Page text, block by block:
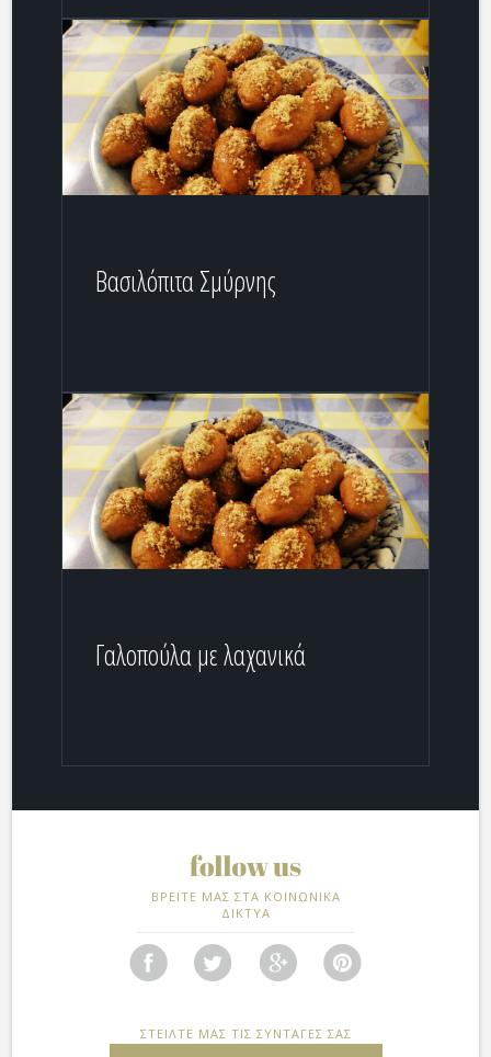
Βασιλόπιτα Σμύρνης
Γαλοπούλα με λαχανικά
ΒΡΕΙΤΕ ΜΑΣ ΣΤΑ ΚΟΙΝΩΝΙΚΑ
ΔΙΚΤΥΑ
ΣΤΕΙΛΤΕ ΜΑΣ ΤΙΣ ΣΥΝΤΑΓΕΣ ΣΑΣ